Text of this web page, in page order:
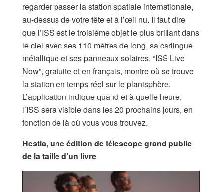
regarder passer la station spatiale internationale,
au-dessus de votre tête et à l’œil nu. Il faut dire
que l’ISS est le troisième objet le plus brillant dans
le ciel avec ses 110 mètres de long, sa carlingue
métallique et ses panneaux solaires. “ISS Live
Now”, gratuite et en français, montre où se trouve
la station en temps réel sur le planisphère.
L’application indique quand et à quelle heure,
l’ISS sera visible dans les 20 prochains jours, en
fonction de là où vous vous trouvez.
Hestia, une édition de télescope grand public
de la taille d’un livre